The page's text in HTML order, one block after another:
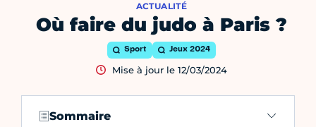
Où faire du judo à Paris ?
ACTUALITÉ
Sport Jeux 2024
Mise à jour le 12/03/2024
Sommaire